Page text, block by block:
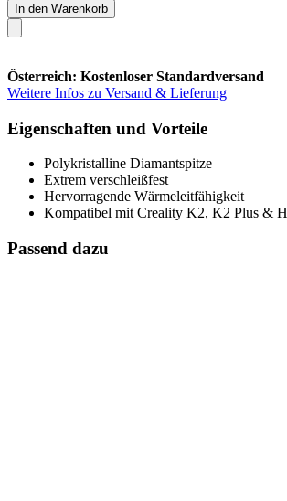
In den Warenkorb
Österreich: Kostenloser Standardversand
Weitere Infos zu Versand & Lieferung
Eigenschaften und Vorteile
Polykristalline Diamantspitze
Extrem verschleißfest
Hervorragende Wärmeleitfähigkeit
Kompatibel mit Creality K2, K2 Plus &
Passend dazu